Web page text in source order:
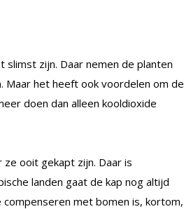
zijn. Daar nemen de planten
Maar het heeft ook voordelen om de
doen dan alleen kooldioxide
ooit gekapt zijn. Daar is
landen gaat de kap nog altijd
met bomen is, kortom,